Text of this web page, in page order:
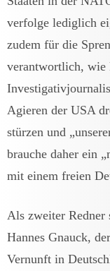
verfolge lediglich
zudem für die
verantwortlich, wie
Agieren der USA
stürzen und
brauche daher ein
mit einem freien
Als zweiter Redner
Hannes Gnauck,
Vernunft in